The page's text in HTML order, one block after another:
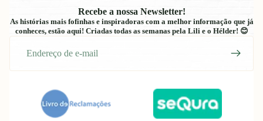
Recebe a nossa Newsletter!
As histórias mais fofinhas e inspiradoras com a melhor informação que já
conheces, estão aqui! Criadas todas as semanas pela Lili e o Hélder! 😊